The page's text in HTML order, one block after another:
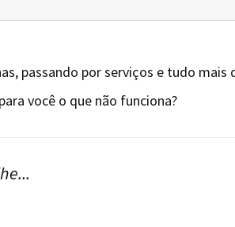
passando por serviços e tudo mais
você o que não funciona?